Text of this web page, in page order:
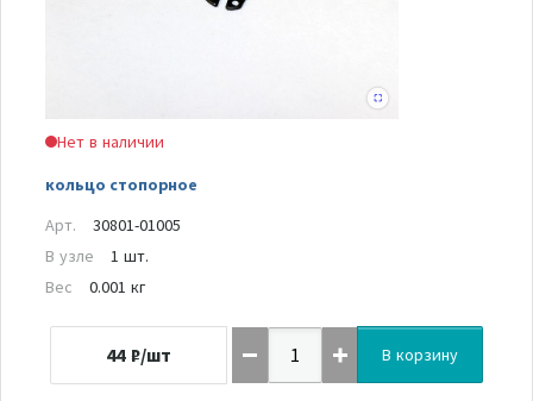
Нет в наличии
кольцо стопорное
Арт.
30801-01005
В узле
1 шт.
Вес
0.001 кг
44 ₽/шт В корзину